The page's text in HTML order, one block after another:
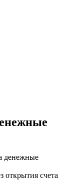
денежные